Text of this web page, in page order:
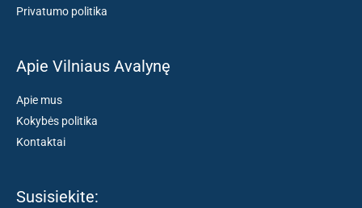
Privatumo politika
Apie Vilniaus Avalynę
Apie mus
Kokybės politika
Kontaktai
Susisiekite: